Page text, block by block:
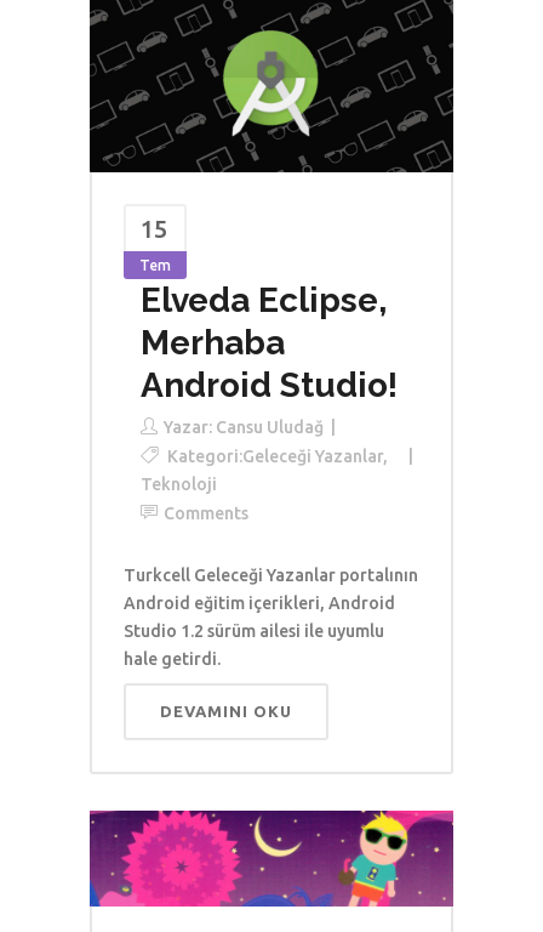
15
Tem
Elveda Eclipse,
Merhaba
Android Studio!
Yazar: Cansu Uludağ
Kategori:Geleceği Yazanlar,
Teknoloji
Comments
Turkcell Geleceği Yazanlar portalının
Android eğitim içerikleri, Android
Studio 1.2 sürüm ailesi ile uyumlu
hale getirdi.
DEVAMINI OKU